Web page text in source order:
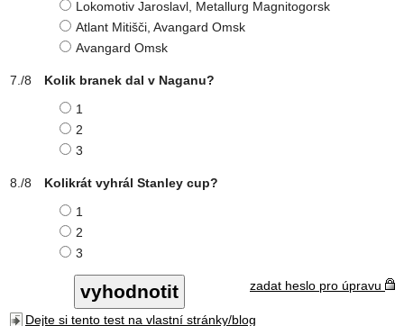
Lokomotiv Jaroslavl, Metallurg Magnitogorsk
Atlant Mitišči, Avangard Omsk
Avangard Omsk
Kolik branek dal v Naganu?
1
2
3
Kolikrát vyhrál Stanley cup?
1
2
3
zadat heslo pro úpravu
Dejte si tento test na vlastní stránky/blog